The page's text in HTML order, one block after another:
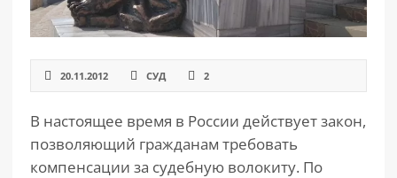
20.11.2012 СУД 2
В настоящее время в России действует закон,
позволяющий гражданам требовать
компенсации за судебную волокиту. По